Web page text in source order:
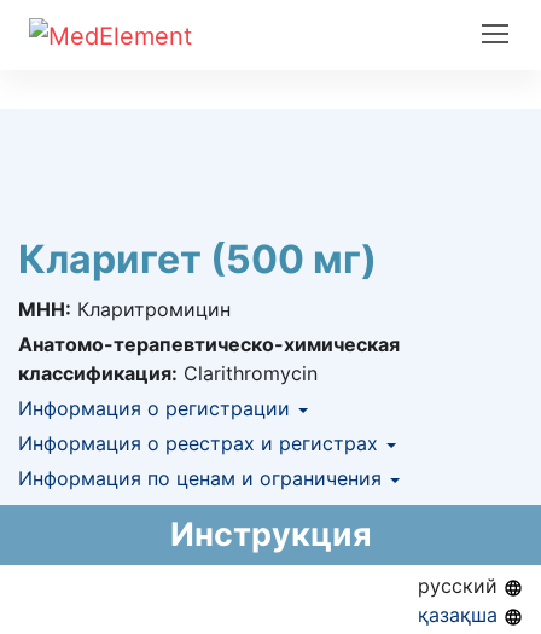
Кларигет (500 мг)
МНН: Кларитромицин
Анатомо-терапевтическо-химическая
классификация: Clarithromycin
Информация о регистрации
Номер регистрации в РК:№ РК-ЛС-5№014736
Информация о регистрации в РК:04.05.2020 -
бессрочно
Информация о реестрах и регистрах
КНФ (ЛС включено в Казахстанский
национальный формуляр лекарственных
АЛО (Включено в Список бесплатного
амбулаторного лекарственного обеспечения)
Информация по ценам и ограничения
Инструкция
русский
қазақша